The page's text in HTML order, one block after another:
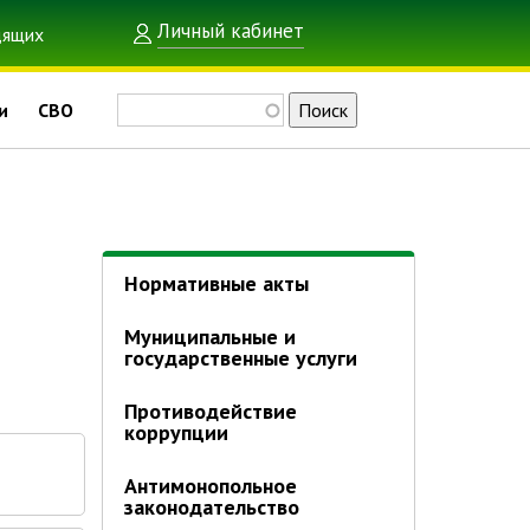
Личный кабинет
СВО
Нормативные акты
Муниципальные и
государственные услуги
Противодействие
коррупции
Антимонопольное
законодательство